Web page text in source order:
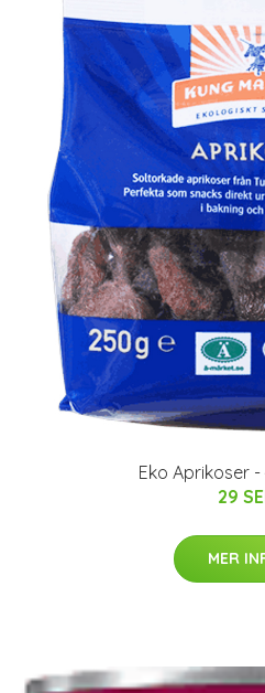
Eko Aprikoser
29
MER